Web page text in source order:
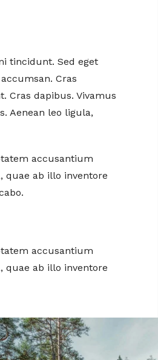
tincidunt. Sed eget
Cras
Cras dapibus. Vivamus
Aenean leo ligula,
accusantium
quae ab illo inventore
accusantium
quae ab illo inventore